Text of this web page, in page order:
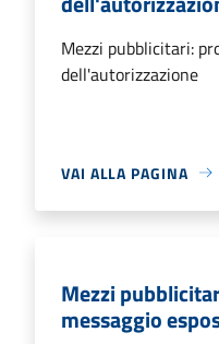
Mezzi pubblicitari:
dell'autorizzazione
VAI ALLA PAGINA
Mezzi
messaggio